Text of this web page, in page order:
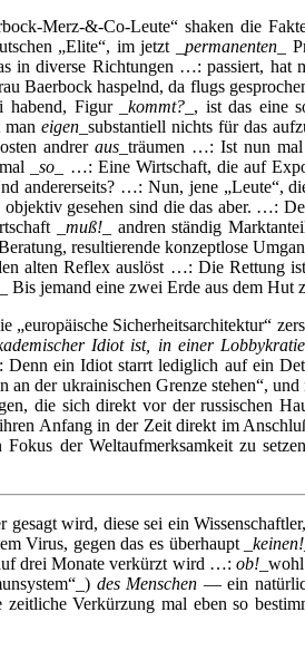
Merz-&-Co-Leute“ shaken die
„Elite“, im jetzt _ permanenten _
diverse Richtungen …: passiert, hat
Baerbock haspelnd, da flugs
habend, Figur _kommt? _, ist das eine
maneigen _substantiell nichts für das
andrer aus_träumen …: Ist nun
_so _ …: Eine Wirtschaft, die auf
andererseits? …: Nun, jene „Leute“,
objektiv gesehen sind die das aber. …:
_ muß! _ andren ständig
resultierende konzeptlose
alten Reflex auslöst …: Die Rettung
jemand eine zwei Erde aus dem Hut
„europäische Sicherheitsarchitektur“
Idiot ist, in einer
ein Idiot starrt lediglich auf ein
der ukrainischen Grenze stehen“,
die sich direkt vor der russischen
Anfang in der Zeit direkt im
der Weltaufmerksamkeit zu
wird, diese sei ein
Virus, gegen das es überhaupt _keinen!
auf drei Monate verkürzt wird …: ob!
des Menschen — ein
zeitliche Verkürzung mal eben so